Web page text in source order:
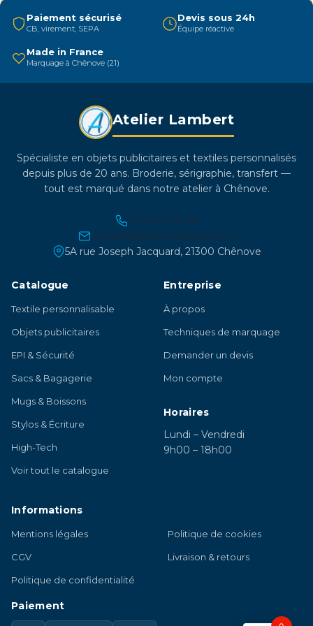
être
choisies
page
produit
Paiement sécurisé
CB, virement, SEPA
Devis sous 24h
Équipe réactive
Made in France
Marquage à Chênove (21)
Atelier Lambert
Spécialiste en objets publicitaires et textiles personnalisés
depuis plus de 20 ans. Broderie, sérigraphie, transfert —
tout est marqué dans notre atelier à Chênove.
03 45 21 30 86
contact@atelier-lambert.com
5A rue Joseph Jacquard, 21300 Chênove
Catalogue
Textile personnalisable
Objets publicitaires
EPI & Sécurité
Sacs & Bagagerie
Mugs & Boissons
Stylos & Écriture
High-Tech
Voir tout le catalogue
Entreprise
À propos
Techniques de marquage
Demander un devis
Mon compte
Horaires
Lundi – Vendredi
9h00 – 18h00
Informations
Mentions légales
CGV
Politique de confidentialité
Politique de cookies
Livraison & retours
Paiement